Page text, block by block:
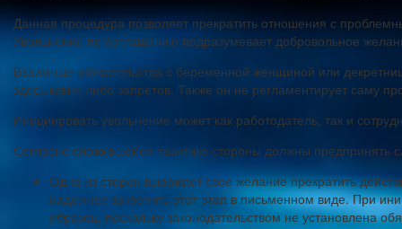
Данная процедура позволяет прекратить отношения с
Увольнение по соглашению подразумевает добровольное
Взаимные обязательства с беременной женщиной или
здесь каких-либо запретов. Также он не регламентирует саму
Инициировать увольнение может как работодатель, так и
Согласно сложившейся практике стороны должны предпринять
Одна из сторон выражает свое желание прекратить
надежнее закрепить этот этап в письменном виде. При
образец, поскольку законодательством не установлена